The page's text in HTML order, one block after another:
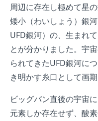
周辺に存在し極めて星
矮小（わいしょう）銀
UFD銀河）の、生まれ
とが分かりました。宇
られてきたUFD銀河に
き明かす糸口として画期
ビッグバン直後の宇宙
元素しか存在せず、酸